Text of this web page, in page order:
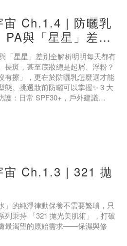
宙 Ch.1.4 | 防曬乳
與「星星」差別
「星星」差別全解析明明每天都有
長斑，甚至底妝總是起屑、浮粉？
有擦」，更在於防曬乳怎麼選才能
態。挑選妝前防曬可以掌握✨ 3 大
：日常 SPF30+，戶外建議
：質地清爽、快速成膜，不影響
理完整的防曬指南，從 U
宙 Ch.1.3 | 321 拋
」的純淨律動保養不需要繁瑣，只
列秉持 「321 拋光美肌術」，打破
最渴望的原始需求——保濕與修